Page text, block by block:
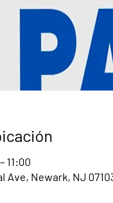
11:00
Ave, Newark, NJ